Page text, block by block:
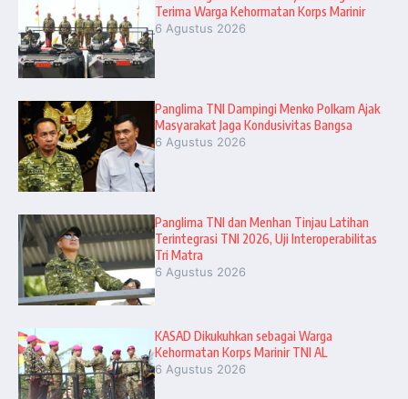
Terima Warga Kehormatan Korps Marinir
6 Agustus 2026
Panglima TNI Dampingi Menko Polkam Ajak
Masyarakat Jaga Kondusivitas Bangsa
6 Agustus 2026
Panglima TNI dan Menhan Tinjau Latihan
Terintegrasi TNI 2026, Uji Interoperabilitas
Tri Matra
6 Agustus 2026
KASAD Dikukuhkan sebagai Warga
Kehormatan Korps Marinir TNI AL
6 Agustus 2026